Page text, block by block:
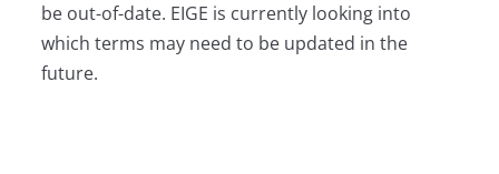
be out-of-date. EIGE is currently looking into
which terms may need to be updated in the
future.